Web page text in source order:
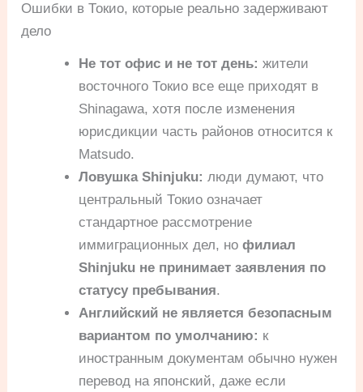
Ошибки в Токио, которые реально задерживают
дело
Не тот офис и не тот день: жители
восточного Токио все еще приходят в
Shinagawa, хотя после изменения
юрисдикции часть районов относится к
Matsudo.
Ловушка Shinjuku: люди думают, что
центральный Токио означает
стандартное рассмотрение
иммиграционных дел, нофилиал
Shinjuku не принимает заявления по
статусу пребывания.
Английский не является безопасным
вариантом по умолчанию: к
иностранным документам обычно нужен
перевод на японский, даже если